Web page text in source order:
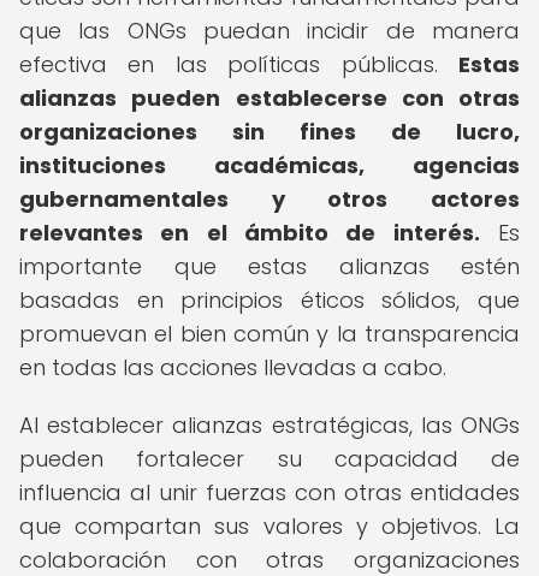
que las ONGs puedan incidir de manera
efectiva en las políticas públicas. Estas
alianzas pueden establecerse con otras
organizaciones sin fines de lucro,
instituciones académicas, agencias
gubernamentales y otros actores
relevantes en el ámbito de interés. Es
importante que estas alianzas estén
basadas en principios éticos sólidos, que
promuevan el bien común y la transparencia
en todas las acciones llevadas a cabo.
Al establecer alianzas estratégicas, las ONGs
pueden fortalecer su capacidad de
influencia al unir fuerzas con otras entidades
que compartan sus valores y objetivos. La
colaboración con otras organizaciones